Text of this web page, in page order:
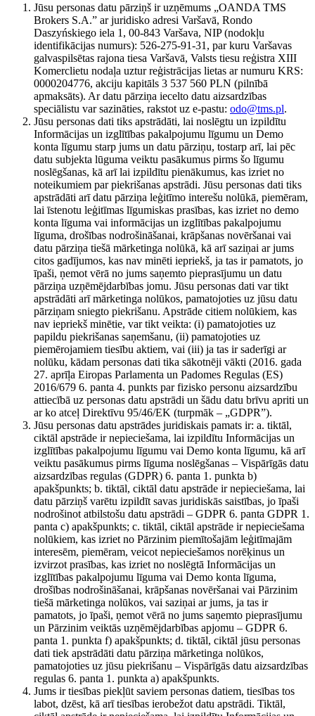
Jūsu personas datu pārziņš ir uzņēmums „OANDA TMS
Brokers S.A.” ar juridisko adresi Varšavā, Rondo
Daszyńskiego iela 1, 00-843 Varšava, NIP (nodokļu
identifikācijas numurs): 526-275-91-31, par kuru Varšavas
galvaspilsētas rajona tiesa Varšavā, Valsts tiesu reģistra XIII
Komerclietu nodaļa uztur reģistrācijas lietas ar numuru KRS:
0000204776, akciju kapitāls 3 537 560 PLN (pilnībā
apmaksāts). Ar datu pārziņa iecelto datu aizsardzības
speciālistu var sazināties, rakstot uz e-pastu: odo@tms.pl.
Jūsu personas dati tiks apstrādāti, lai noslēgtu un izpildītu
Informācijas un izglītības pakalpojumu līgumu un Demo
konta līgumu starp jums un datu pārziņu, tostarp arī, lai pēc
datu subjekta lūguma veiktu pasākumus pirms šo līgumu
noslēgšanas, kā arī lai izpildītu pienākumus, kas izriet no
noteikumiem par piekrišanas apstrādi. Jūsu personas dati tiks
apstrādāti arī datu pārziņa leģitīmo interešu nolūkā, piemēram,
lai īstenotu leģitīmas līgumiskas prasības, kas izriet no demo
konta līguma vai informācijas un izglītības pakalpojumu
līguma, drošības nodrošināšanai, krāpšanas novēršanai vai
datu pārziņa tiešā mārketinga nolūkā, kā arī saziņai ar jums
citos gadījumos, kas nav minēti iepriekš, ja tas ir pamatots, jo
īpaši, ņemot vērā no jums saņemto pieprasījumu un datu
pārziņa uzņēmējdarbības jomu. Jūsu personas dati var tikt
apstrādāti arī mārketinga nolūkos, pamatojoties uz jūsu datu
pārziņam sniegto piekrišanu. Apstrāde citiem nolūkiem, kas
nav iepriekš minētie, var tikt veikta: (i) pamatojoties uz
papildu piekrišanas saņemšanu, (ii) pamatojoties uz
piemērojamiem tiesību aktiem, vai (iii) ja tas ir saderīgi ar
nolūku, kādam personas dati tika sākotnēji vākti (2016. gada
27. aprīļa Eiropas Parlamenta un Padomes Regulas (ES)
2016/679 6. panta 4. punkts par fizisko personu aizsardzību
attiecībā uz personas datu apstrādi un šādu datu brīvu apriti un
ar ko atceļ Direktīvu 95/46/EK (turpmāk – „GDPR”).
Jūsu personas datu apstrādes juridiskais pamats ir: a. tiktāl,
ciktāl apstrāde ir nepieciešama, lai izpildītu Informācijas un
izglītības pakalpojumu līgumu vai Demo konta līgumu, kā arī
veiktu pasākumus pirms līguma noslēgšanas – Vispārīgās datu
aizsardzības regulas (GDPR) 6. panta 1. punkta b)
apakšpunkts; b. tiktāl, ciktāl datu apstrāde ir nepieciešama, lai
datu pārziņš varētu izpildīt savas juridiskās saistības, jo īpaši
nodrošinot atbilstošu datu apstrādi – GDPR 6. panta GDPR 1.
panta c) apakšpunkts; c. tiktāl, ciktāl apstrāde ir nepieciešama
nolūkiem, kas izriet no Pārzinim piemītošajām leģitīmajām
interesēm, piemēram, veicot nepieciešamos norēķinus un
izvirzot prasības, kas izriet no noslēgtā Informācijas un
izglītības pakalpojumu līguma vai Demo konta līguma,
drošības nodrošināšanai, krāpšanas novēršanai vai Pārzinim
tiešā mārketinga nolūkos, vai saziņai ar jums, ja tas ir
pamatots, jo īpaši, ņemot vērā no jums saņemto pieprasījumu
un Pārzinim veiktās uzņēmējdarbības apjomu – GDPR 6.
panta 1. punkta f) apakšpunkts; d. tiktāl, ciktāl jūsu personas
dati tiek apstrādāti datu pārziņa mārketinga nolūkos,
pamatojoties uz jūsu piekrišanu – Vispārīgās datu aizsardzības
regulas 6. panta 1. punkta a) apakšpunkts.
Jums ir tiesības piekļūt saviem personas datiem, tiesības tos
labot, dzēst, kā arī tiesības ierobežot datu apstrādi. Tiktāl,